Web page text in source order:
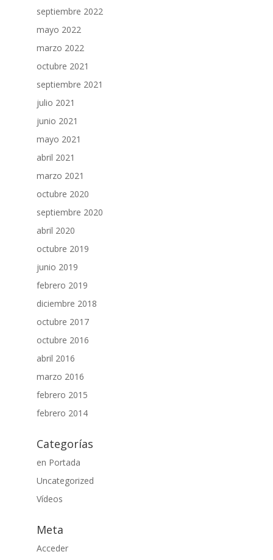
septiembre 2022
mayo 2022
marzo 2022
octubre 2021
septiembre 2021
julio 2021
junio 2021
mayo 2021
abril 2021
marzo 2021
octubre 2020
septiembre 2020
abril 2020
octubre 2019
junio 2019
febrero 2019
diciembre 2018
octubre 2017
octubre 2016
abril 2016
marzo 2016
febrero 2015
febrero 2014
Categorías
en Portada
Uncategorized
Vídeos
Meta
Acceder